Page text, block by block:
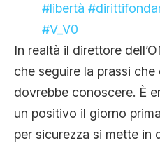
#libertà
#V_V0
In realtà il direttore
che seguire la prassi
dovrebbe conoscere. È
un positivo il giorno
per sicurezza si mette in